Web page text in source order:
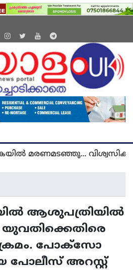
ആശുപത്രിയിൽ
യുവതിക്കെതിരെ
പോക്സോ
പോലീസ് അറസ്റ്റ്